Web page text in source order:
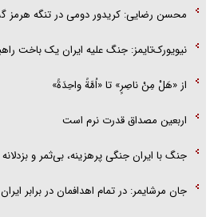
محسن رضایی: کریدور دومی در تنگه هرمز
نیویورک‌تایمز: جنگ علیه ایران یک باخت
از «هَلْ مِنْ ناصِرٍ» تا «اُمَّةً واحِدَةً»
اربعین مصداق قدرت نرم است
جنگ با ایران جنگی پرهزینه، بی‌ثمر و
جان مرشایمر: در تمام اهدافمان در برابر